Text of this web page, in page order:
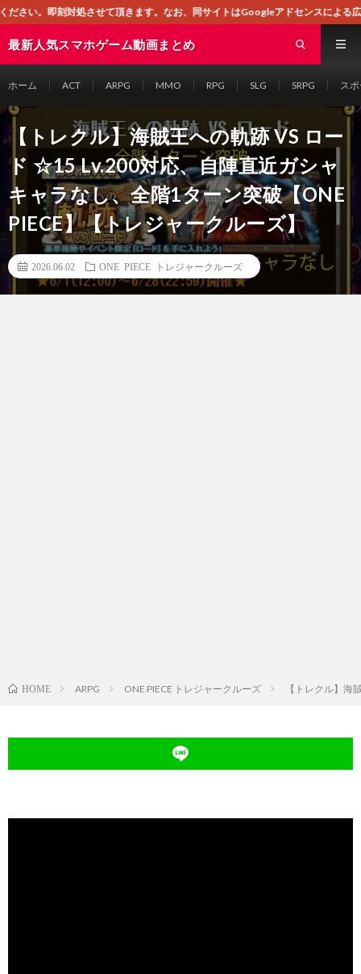
頂きます。なお、同サイトはGoogleアドセンスによる広告を掲載しております
最新人気スマホゲーム動画まとめ
ホーム ACT ARPG MMO RPG SLG SRPG ス
【トレクル】海賊王への軌跡 VS ロー
ド ☆15 Lv.200対応、自陣直近ガシャ
キャラなし、全階1ターン突破【ONE
PIECE】【トレジャークルーズ】
2026.06.02 ONE PIECE トレジャークルーズ
HOME ARPG ONE PIECE トレジャークルーズ 【トレクル】海